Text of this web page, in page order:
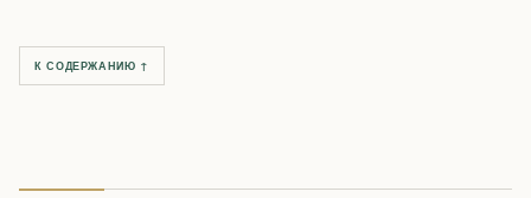
К СОДЕРЖАНИЮ ↑